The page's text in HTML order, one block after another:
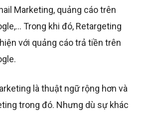
Marketing, quảng cáo trên
Trong khi đó, Retargeting
với quảng cáo trả tiền trên
là thuật ngữ rộng hơn và
trong đó. Nhưng dù sự khác